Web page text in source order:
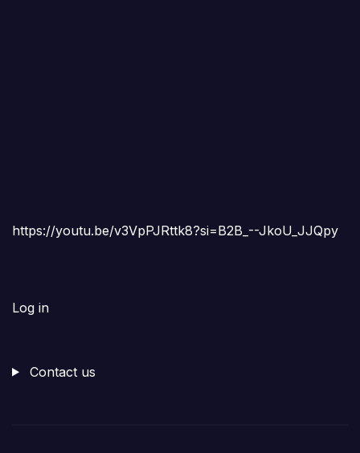
https://youtu.be/v3VpPJRttk8?si=B2B_--JkoU_JJQpy
Log in
Contact us